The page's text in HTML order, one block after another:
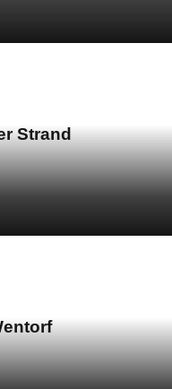
Strand